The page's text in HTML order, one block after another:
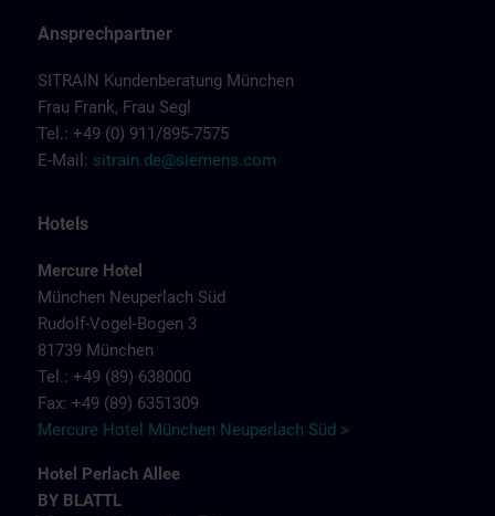
Ansprechpartner
SITRAIN Kundenberatung München
Frau Frank, Frau Segl
Tel.: +49 (0) 911/895-7575
E-Mail: sitrain.de@siemens.com
Hotels
Mercure Hotel
München Neuperlach Süd
Rudolf-Vogel-Bogen 3
81739 München
Tel.: +49 (89) 638000
Fax: +49 (89) 6351309
Mercure Hotel München Neuperlach Süd >
Hotel Perlach Allee
BY BLATTL